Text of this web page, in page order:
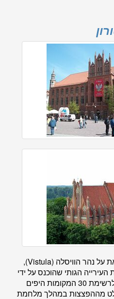
הוקמה במאה ה-12 ונמצאת על נהר הוויסלה (Vistula),
הגותי שהוכנס על ידי
נשיונל ג'אוגרפיק הפולני לרשימת 30 המקומות היפים
מההפצצות במהלך מלחמת